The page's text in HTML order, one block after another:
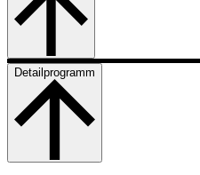
Detailprogramm